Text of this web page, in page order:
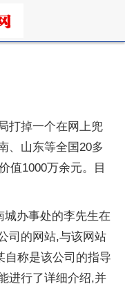
打掉一个在网上兜
、山东等全国20多
值1000万余元。目
城办事处的李先生在
司的网站,与该网站
自称是该公司的指导
进行了详细介绍,并